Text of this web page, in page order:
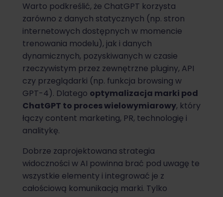
Warto podkreślić, że ChatGPT korzysta
zarówno z danych statycznych (np. stron
internetowych dostępnych w momencie
trenowania modelu), jak i danych
dynamicznych, pozyskiwanych w czasie
rzeczywistym przez zewnętrzne pluginy, API
czy przeglądarki (np. funkcja browsing w
GPT-4). Dlatego optymalizacja marki pod
ChatGPT to proces wielowymiarowy, który
łączy content marketing, PR, technologię i
analitykę.
Dobrze zaprojektowana strategia
widoczności w AI powinna brać pod uwagę te
wszystkie elementy i integrować je z
całościową komunikacją marki. Tylko